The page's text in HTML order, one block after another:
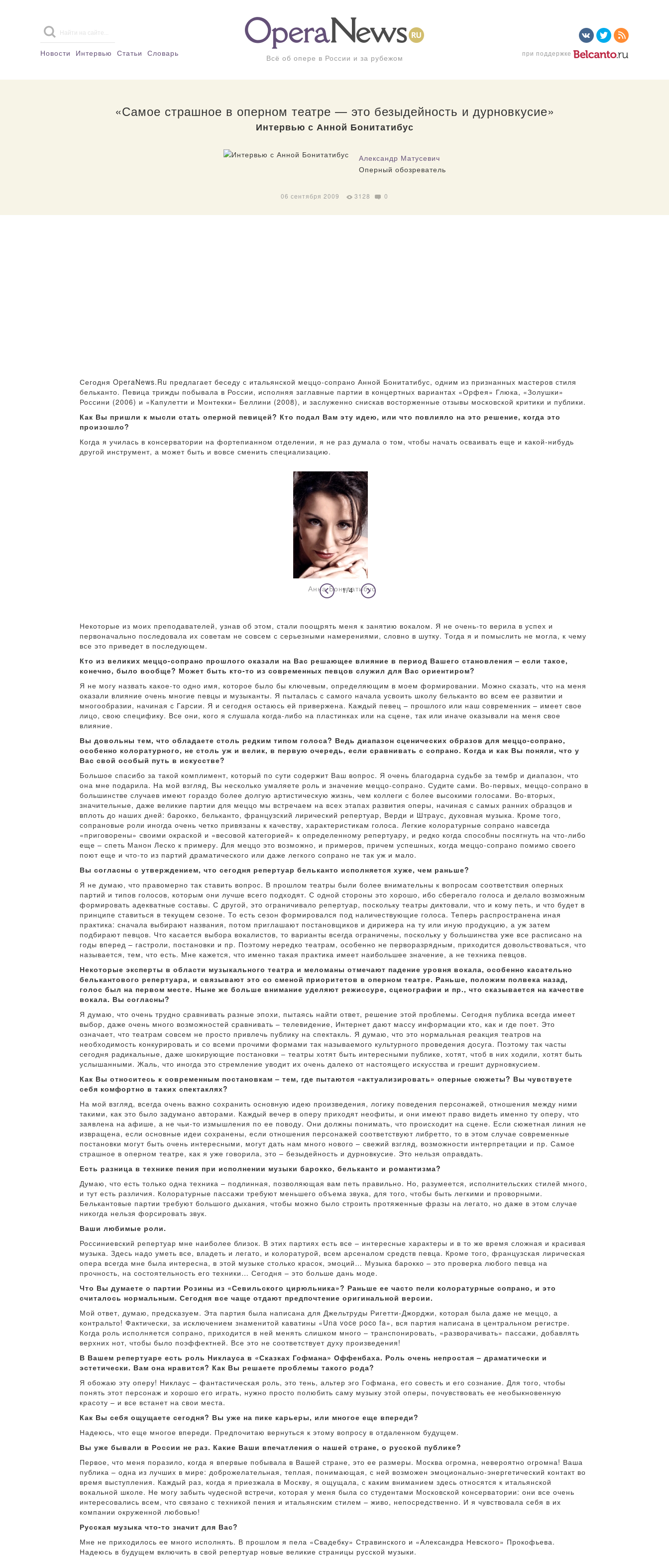
Новости Интервью Статьи Словарь Всё об опере в России и за рубежом при поддержке
«Самое страшное в оперном театре — это безыдейность и дурновкусие»
Интервью с Анной Бонитатибус
Александр Матусевич
Оперный обозреватель
06 сентября 2009 3128 0
Сегодня OperaNews.Ru предлагает беседу с итальянской меццо-сопрано Анной Бонитатибус, одним из признанных мастеров стиля
бельканто. Певица трижды побывала в России, исполняя заглавные партии в концертных вариантах «Орфея» Глюка, «Золушки»
Россини (2006) и «Капулетти и Монтекки» Беллини (2008), и заслуженно снискав восторженные отзывы московской критики и публики.
Как Вы пришли к мысли стать оперной певицей? Кто подал Вам эту идею, или что повлияло на это решение, когда это
произошло?
Когда я училась в консерватории на фортепианном отделении, я не раз думала о том, чтобы начать осваивать еще и какой-нибудь
другой инструмент, а может быть и вовсе сменить специализацию.
Анна Бонитатибус
1/4
Некоторые из моих преподавателей, узнав об этом, стали поощрять меня к занятию вокалом. Я не очень-то верила в успех и
первоначально последовала их советам не совсем с серьезными намерениями, словно в шутку. Тогда я и помыслить не могла, к чему
все это приведет в последующем.
Кто из великих меццо-сопрано прошлого оказали на Вас решающее влияние в период Вашего становления – если такое,
конечно, было вообще? Может быть кто-то из современных певцов служил для Вас ориентиром?
Я не могу назвать какое-то одно имя, которое было бы ключевым, определяющим в моем формировании. Можно сказать, что на меня
оказали влияние очень многие певцы и музыканты. Я пыталась с самого начала усвоить школу бельканто во всем ее развитии и
многообразии, начиная с Гарсии. Я и сегодня остаюсь ей привержена. Каждый певец – прошлого или наш современник – имеет свое
лицо, свою специфику. Все они, кого я слушала когда-либо на пластинках или на сцене, так или иначе оказывали на меня свое
влияние.
Вы довольны тем, что обладаете столь редким типом голоса? Ведь диапазон сценических образов для меццо-сопрано,
особенно колоратурного, не столь уж и велик, в первую очередь, если сравнивать с сопрано. Когда и как Вы поняли, что у
Вас свой особый путь в искусстве?
Большое спасибо за такой комплимент, который по сути содержит Ваш вопрос. Я очень благодарна судьбе за тембр и диапазон, что
она мне подарила. На мой взгляд, Вы несколько умаляете роль и значение меццо-сопрано. Судите сами. Во-первых, меццо-сопрано в
большинстве случаев имеют гораздо более долгую артистическую жизнь, чем коллеги с более высокими голосами. Во-вторых,
значительные, даже великие партии для меццо мы встречаем на всех этапах развития оперы, начиная с самых ранних образцов и
вплоть до наших дней: барокко, бельканто, французский лирический репертуар, Верди и Штраус, духовная музыка. Кроме того,
сопрановые роли иногда очень четко привязаны к качеству, характеристикам голоса. Легкие колоратурные сопрано навсегда
«приговорены» своими окраской и «весовой категорией» к определенному репертуару, и редко когда способны посягнуть на что-либо
еще – спеть Манон Леско к примеру. Для меццо это возможно, и примеров, причем успешных, когда меццо-сопрано помимо своего
поют еще и что-то из партий драматического или даже легкого сопрано не так уж и мало.
Вы согласны с утверждением, что сегодня репертуар бельканто исполняется хуже, чем раньше?
Я не думаю, что правомерно так ставить вопрос. В прошлом театры были более внимательны к вопросам соответствия оперных
партий и типов голосов, которым они лучше всего подходят. С одной стороны это хорошо, ибо сберегало голоса и делало возможным
формировать адекватные составы. С другой, это ограничивало репертуар, поскольку театры диктовали, что и кому петь, и что будет в
принципе ставиться в текущем сезоне. То есть сезон формировался под наличествующие голоса. Теперь распространена иная
практика: сначала выбирают названия, потом приглашают постановщиков и дирижера на ту или иную продукцию, а уж затем
подбирают певцов. Что касается выбора вокалистов, то варианты всегда ограничены, поскольку у большинства уже все расписано на
годы вперед – гастроли, постановки и пр. Поэтому нередко театрам, особенно не перворазрядным, приходится довольствоваться, что
называется, тем, что есть. Мне кажется, что именно такая практика имеет наибольшее значение, а не техника певцов.
Некоторые эксперты в области музыкального театра и меломаны отмечают падение уровня вокала, особенно касательно
белькантового репертуара, и связывают это со сменой приоритетов в оперном театре. Раньше, положим полвека назад,
голос был на первом месте. Ныне же больше внимание уделяют режиссуре, сценографии и пр., что сказывается на качестве
вокала. Вы согласны?
Я думаю, что очень трудно сравнивать разные эпохи, пытаясь найти ответ, решение этой проблемы. Сегодня публика всегда имеет
выбор, даже очень много возможностей сравнивать – телевидение, Интернет дают массу информации кто, как и где поет. Это
означает, что театрам совсем не просто привлечь публику на спектакль. Я думаю, что это нормальная реакция театров на
необходимость конкурировать и со всеми прочими формами так называемого культурного проведения досуга. Поэтому так часты
сегодня радикальные, даже шокирующие постановки – театры хотят быть интересными публике, хотят, чтоб в них ходили, хотят быть
услышанными. Жаль, что иногда это стремление уводит их очень далеко от настоящего искусства и грешит дурновкусием.
Как Вы относитесь к современным постановкам – тем, где пытаются «актуализировать» оперные сюжеты? Вы чувствуете
себя комфортно в таких спектаклях?
На мой взгляд, всегда очень важно сохранить основную идею произведения, логику поведения персонажей, отношения между ними
такими, как это было задумано авторами. Каждый вечер в оперу приходят неофиты, и они имеют право видеть именно ту оперу, что
заявлена на афише, а не чьи-то измышления по ее поводу. Они должны понимать, что происходит на сцене. Если сюжетная линия не
извращена, если основные идеи сохранены, если отношения персонажей соответствуют либретто, то в этом случае современные
постановки могут быть очень интересными, могут дать нам много нового – свежий взгляд, возможности интерпретации и пр. Самое
страшное в оперном театре, как я уже говорила, это – безыдейность и дурновкусие. Это нельзя оправдать.
Есть разница в технике пения при исполнении музыки барокко, бельканто и романтизма?
Думаю, что есть только одна техника – подлинная, позволяющая вам петь правильно. Но, разумеется, исполнительских стилей много,
и тут есть различия. Колоратурные пассажи требуют меньшего объема звука, для того, чтобы быть легкими и проворными.
Белькантовые партии требуют большого дыхания, чтобы можно было строить протяженные фразы на легато, но даже в этом случае
никогда нельзя форсировать звук.
Ваши любимые роли.
Россиниевский репертуар мне наиболее близок. В этих партиях есть все – интересные характеры и в то же время сложная и красивая
музыка. Здесь надо уметь все, владеть и легато, и колоратурой, всем арсеналом средств певца. Кроме того, французская лирическая
опера всегда мне была интересна, в этой музыке столько красок, эмоций… Музыка барокко – это проверка любого певца на
прочность, на состоятельность его техники… Сегодня – это больше дань моде.
Что Вы думаете о партии Розины из «Севильского цирюльника»? Раньше ее часто пели колоратурные сопрано, и это
считалось нормальным. Сегодня все чаще отдают предпочтение оригинальной версии.
Мой ответ, думаю, предсказуем. Эта партия была написана для Джельтруды Ригетти-Джорджи, которая была даже не меццо, а
контральто! Фактически, за исключением знаменитой каватины «Una voce poco fa», вся партия написана в центральном регистре.
Когда роль исполняется сопрано, приходится в ней менять слишком много – транспонировать, «разворачивать» пассажи, добавлять
верхних нот, чтобы было поэффектней. Все это не соответствует духу произведения!
В Вашем репертуаре есть роль Никлауса в «Сказках Гофмана» Оффенбаха. Роль очень непростая – драматически и
эстетически. Вам она нравится? Как Вы решаете проблемы такого рода?
Я обожаю эту оперу! Никлаус – фантастическая роль, это тень, альтер эго Гофмана, его совесть и его сознание. Для того, чтобы
понять этот персонаж и хорошо его играть, нужно просто полюбить саму музыку этой оперы, почувствовать ее необыкновенную
красоту – и все встанет на свои места.
Как Вы себя ощущаете сегодня? Вы уже на пике карьеры, или многое еще впереди?
Надеюсь, что еще многое впереди. Предпочитаю вернуться к этому вопросу в отдаленном будущем.
Вы уже бывали в России не раз. Какие Ваши впечатления о нашей стране, о русской публике?
Первое, что меня поразило, когда я впервые побывала в Вашей стране, это ее размеры. Москва огромна, невероятно огромна! Ваша
публика – одна из лучших в мире: доброжелательная, теплая, понимающая, с ней возможен эмоционально-энергетический контакт во
время выступления. Каждый раз, когда я приезжала в Москву, я ощущала, с каким вниманием здесь относятся к итальянской
вокальной школе. Не могу забыть чудесной встречи, которая у меня была со студентами Московской консерватории: они все очень
интересовались всем, что связано с техникой пения и итальянским стилем – живо, непосредственно. И я чувствовала себя в их
компании окруженной любовью!
Русская музыка что-то значит для Вас?
Мне не приходилось ее много исполнять. В прошлом я пела «Свадебку» Стравинского и «Александра Невского» Прокофьева.
Надеюсь в будущем включить в свой репертуар новые великие страницы русской музыки.